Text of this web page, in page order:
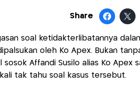
Share
soal ketidakterlibatannya
oleh Ko Apex. Bukan
Affandi Susilo alias Ko Apex
tak tahu soal kasus tersebut.